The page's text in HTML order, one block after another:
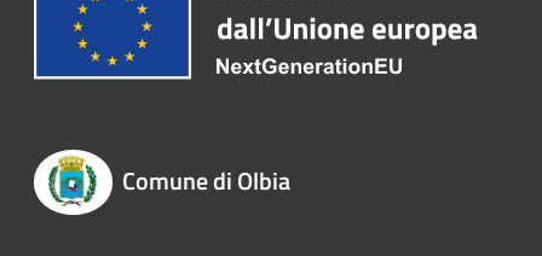
Comune di Olbia